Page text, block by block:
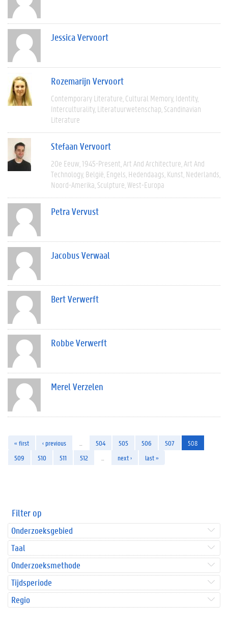
Jessica Vervoort
Rozemarijn Vervoort
Contemporary Literature Cultural Memory Identity
Interculturality Literatuurwetenschap Scandinavian
Literature
Stefaan Vervoort
20e Eeuw 1945-Present Art And Architecture Art And
Technology België Engels Hedendaags Kunst Nederlands
Noord-Amerika Sculpture West-Europa
Petra Vervust
Jacobus Verwaal
Bert Verwerft
Robbe Verwerft
Merel Verzelen
« first ‹ previous 504 505 506 507
508
509
510 511 512 next › last »
Filter op
Onderzoeksgebied
Taal
Onderzoeksmethode
Tijdsperiode
Regio